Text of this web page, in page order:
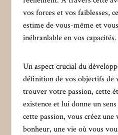
vos forces et vos faiblesses,
estime de vous-même et
inébranlable en vos capacités.
Un aspect crucial du
définition de vos objectifs de
trouver votre passion, cette
existence et lui donne un
cette passion, vous créez
bonheur, une vie où vous